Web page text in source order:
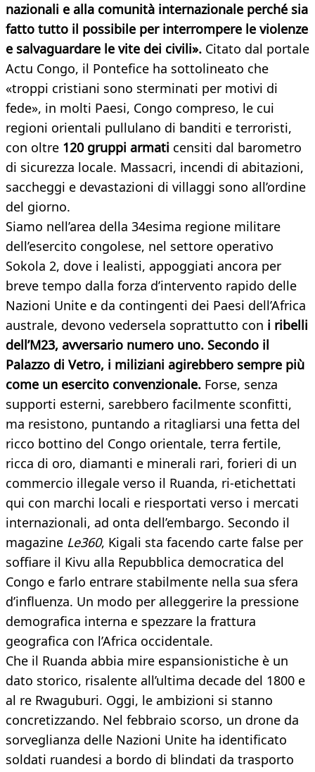
nazionali e alla comunità internazionale perché sia
fatto tutto il possibile per interrompere le violenze
e salvaguardare le vite dei civili». Citato dal portale
Actu Congo, il Pontefice ha sottolineato che
«troppi cristiani sono sterminati per motivi di
fede», in molti Paesi, Congo compreso, le cui
regioni orientali pullulano di banditi e terroristi,
con oltre 120 gruppi armati censiti dal barometro
di sicurezza locale. Massacri, incendi di abitazioni,
saccheggi e devastazioni di villaggi sono all’ordine
del giorno.
Siamo nell’area della 34esima regione militare
dell’esercito congolese, nel settore operativo
Sokola 2, dove i lealisti, appoggiati ancora per
breve tempo dalla forza d’intervento rapido delle
Nazioni Unite e da contingenti dei Paesi dell’Africa
australe, devono vedersela soprattutto con i ribelli
dell’M23, avversario numero uno. Secondo il
Palazzo di Vetro, i miliziani agirebbero sempre più
come un esercito convenzionale. Forse, senza
supporti esterni, sarebbero facilmente sconfitti,
ma resistono, puntando a ritagliarsi una fetta del
ricco bottino del Congo orientale, terra fertile,
ricca di oro, diamanti e minerali rari, forieri di un
commercio illegale verso il Ruanda, ri-etichettati
qui con marchi locali e riesportati verso i mercati
internazionali, ad onta dell’embargo. Secondo il
magazine Le360, Kigali sta facendo carte false per
soffiare il Kivu alla Repubblica democratica del
Congo e farlo entrare stabilmente nella sua sfera
d’influenza. Un modo per alleggerire la pressione
demografica interna e spezzare la frattura
geografica con l’Africa occidentale.
Che il Ruanda abbia mire espansionistiche è un
dato storico, risalente all’ultima decade del 1800 e
al re Rwaguburi. Oggi, le ambizioni si stanno
concretizzando. Nel febbraio scorso, un drone da
sorveglianza delle Nazioni Unite ha identificato
soldati ruandesi a bordo di blindati da trasporto